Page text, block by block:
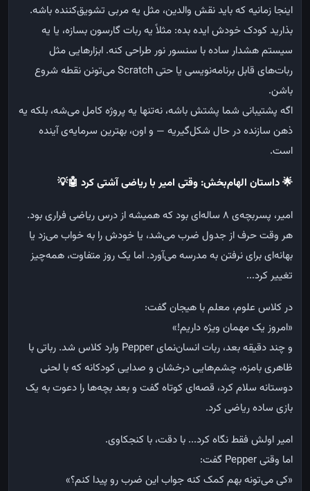
اینجا زمانیهکهبایدنقش والدین، مثل یهمربی تشویق‌کنندهباشه.
بذاریدکودکخودشایدهبده: مثلاً یهرباتگارسونبسازه، یا یه
سیستمهشدار سادهبا سنسورنور طراحیکنه. ابزارهاییمثل
ربات‌های قابلبرنامه‌نویسی یا حتی می‌تونننقطه شروع
باشن.
اگه پشتیبانی شما پشتشباشه، نه‌تنها یهپروژهکاملمی‌شه، بلکه یه
ذهن سازندهدرحال شکل‌گیریه — واون، بهترین سرمایه‌یآینده
است.
🌟داستان الهام‌بخش: وقتی امیر با ریاضی آشتی کرد 🤖💡
امیر، پسربچه‌ی ۸ ساله‌ای بود که همیشه از درس ریاضی فراری بود.
هر وقت حرف از جدول ضرب می‌شد، یا خودش را به خواب می‌زد یا
بهانه‌ای برای نرفتن به مدرسه می‌آورد. اما یک روز متفاوت، همه‌چیز
تغییر کرد...
در کلاس علوم، معلم با هیجان گفت:
«امروز یک مهمان ویژه داریم!»
و چند دقیقه بعد، ربات انسان‌نمایPepper وارد کلاس شد. رباتی با
ظاهری بامزه، چشم‌هایی درخشان و صدایی کودکانه که با لحنی
دوستانه سلام کرد، قصه‌ای کوتاه گفت و بعد بچه‌ها را دعوت به یک
بازی ساده ریاضی کرد.
امیر اولش فقط نگاه کرد... با دقت، با کنجکاوی.
اما وقتی
گفت:
«کی می‌تونه بهم کمک کنه جواب این ضرب رو پیدا کنم؟»